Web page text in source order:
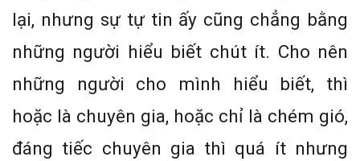
lại, nhưng sự tự tin ấy cũng chẳng bằng
những người hiểu biết chút ít. Cho nên
những người cho mình hiểu biết, thì
hoặc là chuyên gia, hoặc chỉ là chém gió,
đáng tiếc chuyên gia thì quá ít nhưng